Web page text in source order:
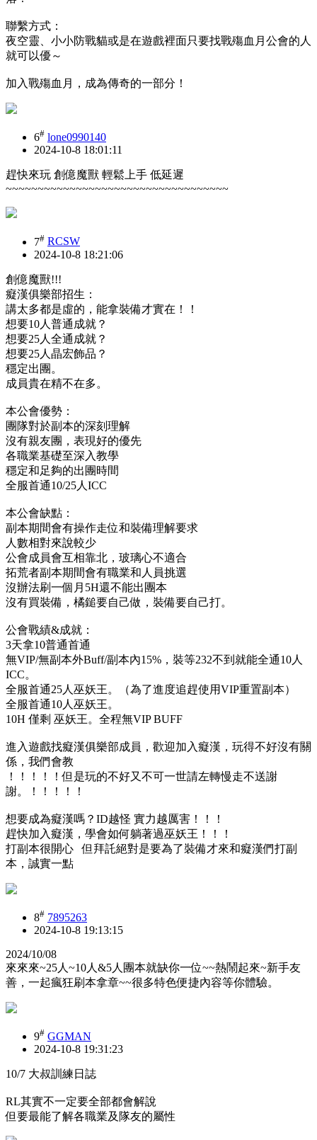
聯繫方式：
夜空靈、小小防戰貓或是在遊戲裡面只要找戰殤血月公會的人
就可以優～
加入戰殤血月，成為傳奇的一部分！
6# lone0990140
2024-10-8 18:01:11
趕快來玩 創億魔獸 輕鬆上手 低延遲
~~~~~~~~~~~~~~~~~~~~~~~~~~~~~~~~~~~
7# RCSW
2024-10-8 18:21:06
創億魔獸!!!
癡漢俱樂部招生：
講太多都是虛的，能拿裝備才實在！！
想要10人普通成就？
想要25人全通成就？
想要25人晶宏飾品？
穩定出團。
成員貴在精不在多。
本公會優勢：
團隊對於副本的深刻理解
沒有親友團，表現好的優先
各職業基礎至深入教學
穩定和足夠的出團時間
全服首通10/25人ICC
本公會缺點：
副本期間會有操作走位和裝備理解要求
人數相對來說較少
公會成員會互相靠北，玻璃心不適合
拓荒者副本期間會有職業和人員挑選
沒辦法刷一個月5H還不能出團本
沒有買裝備，橘鎚要自己做，裝備要自己打。
公會戰績&成就：
3天拿10普通首通
無VIP/無副本外Buff/副本內15%，裝等232不到就能全通10人
ICC。
全服首通25人巫妖王。（為了進度追趕使用VIP重置副本）
全服首通10人巫妖王。
10H 僅剩 巫妖王。全程無VIP BUFF
進入遊戲找癡漢俱樂部成員，歡迎加入癡漢，玩得不好沒有關
係，我們會教
！！！！！但是玩的不好又不可一世請左轉慢走不送謝
謝。！！！！！
想要成為癡漢嗎？ID越怪 實力越厲害！！！
趕快加入癡漢，學會如何躺著過巫妖王！！！
打副本很開心 但拜託絕對是要為了裝備才來和癡漢們打副
本，誠實一點
8# 7895263
2024-10-8 19:13:15
2024/10/08
來來來~25人~10人&5人團本就缺你一位~~熱鬧起來~新手友
善，一起瘋狂刷本拿章~~很多特色便捷內容等你體驗。
9# GGMAN
2024-10-8 19:31:23
10/7 大叔訓練日誌
RL其實不一定要全部都會解說
但要最能了解各職業及隊友的屬性